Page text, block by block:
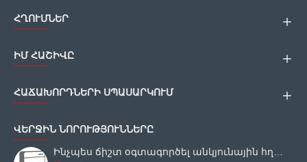
ՀՂՈՒՄՆԵՐ
ԻՄ ՀԱՇԻՎԸ
ՀԱՃԱԽՈՐԴՆԵՐԻ ՍՊԱՍԱՐԿՈՒՄ
ՎԵՐՋԻՆ ՆՈՐՈՒԹՅՈՒՆՆԵՐԸ